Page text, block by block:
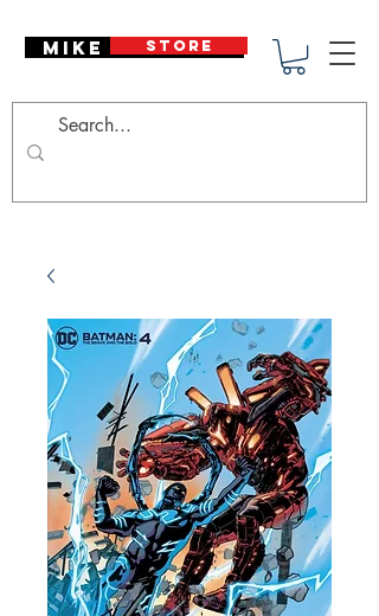
Mike Deodato
STORE